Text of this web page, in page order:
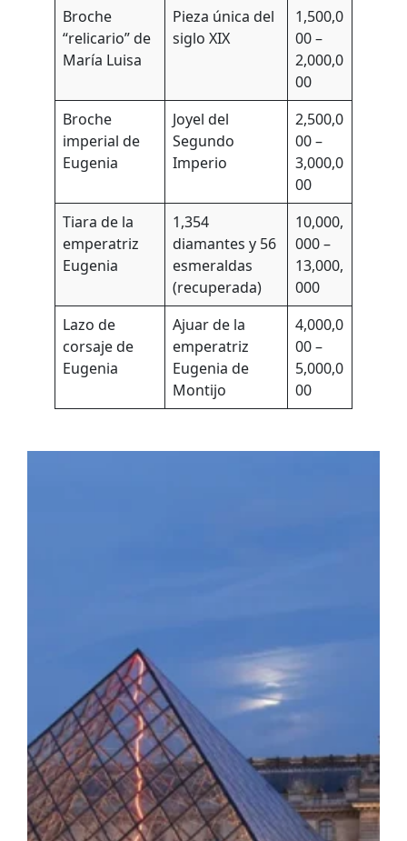
Broche
“relicario” de
María Luisa
Pieza única del
siglo XIX
1,500,0
00 –
2,000,0
00
Broche
imperial de
Eugenia
Joyel del
Segundo
Imperio
2,500,0
00 –
3,000,0
00
Tiara de la
emperatriz
Eugenia
1,354
diamantes y 56
esmeraldas
(recuperada)
10,000,
000 –
13,000,
000
Lazo de
corsaje de
Eugenia
Ajuar de la
emperatriz
Eugenia de
Montijo
4,000,0
00 –
5,000,0
00